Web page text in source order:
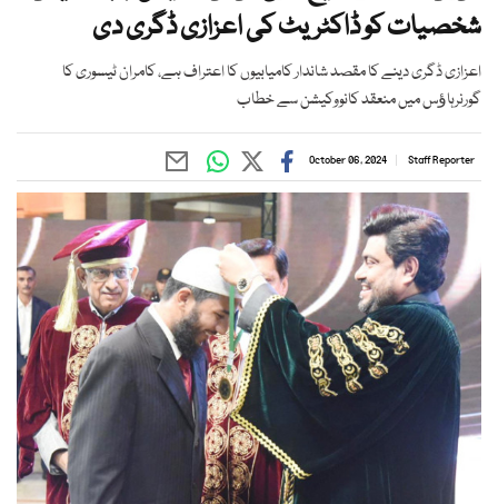
شخصیات کو ڈاکٹریٹ کی اعزازی ڈگری دی
اعزازی ڈگری دینے کا مقصد شاندار کامیابیوں کا اعتراف ہے، کامران ٹیسوری کا
گورنرہاﺅس میں منعقد کانووکیشن سے خطاب
Staff Reporter
October 06, 2024